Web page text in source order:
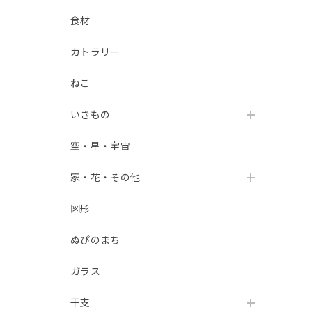
食材
カトラリー
ねこ
いきもの
空・星・宇宙
家・花・その他
図形
ぬぴのまち
ガラス
干支